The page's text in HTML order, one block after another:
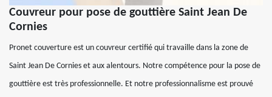
Couvreur pour pose de gouttière Saint Jean De
Cornies
Pronet couverture est un couvreur certifié qui travaille dans la zone de
Saint Jean De Cornies et aux alentours. Notre compétence pour la pose de
gouttière est très professionnelle. Et notre professionnalisme est prouvé